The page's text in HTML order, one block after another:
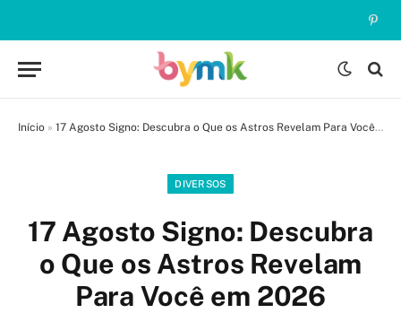
Início » 17 Agosto Signo: Descubra o Que os Astros Revelam Para Você em 2026
DIVERSOS
17 Agosto Signo: Descubra
o Que os Astros Revelam
Para Você em 2026